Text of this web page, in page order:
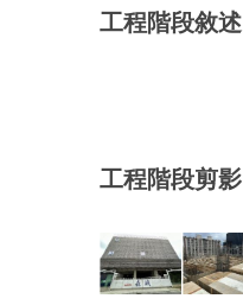
工程階段敘述
工程階段剪影